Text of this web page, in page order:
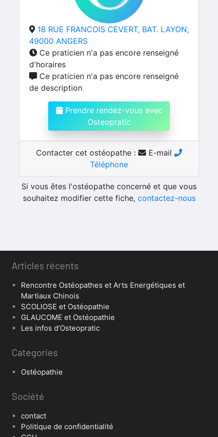
18 RUE FRANCOIS CEVERT, BAT. LAYON,
49000 ANGERS
Ce praticien n'a pas encore renseigné
d'horaires
Ce praticien n'a pas encore renseigné
de description
Prendre rendez-vous avec
Osteopratic
Contacter cet ostéopathe :
E-mail
Téléphone
Si vous êtes l'ostéopathe concerné et que vous
souhaitez modifier cette fiche, contactez-nous
Articles récents
Rencontre Ostéopathes et Arts Energétiques et
Martiaux Chinois
SCOLIOSE et Ostéopathie
GLAUCOME et Ostéopathie
Les infos d’Osteopratic
Categories
Ostéopathie
Société
contact
Politique de confidentialité